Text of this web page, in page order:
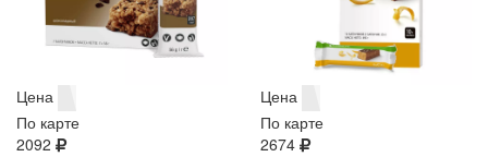
Цена
По карте
2092
Цена
По карте
2674